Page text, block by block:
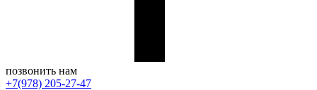
позвонить нам
+7(978) 205-27-47